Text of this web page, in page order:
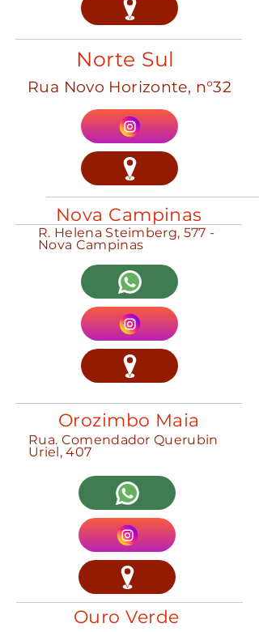
Norte Sul
Rua Novo Horizonte, n°32
Nova Campinas
R. Helena Steimberg, 577 -
Nova Campinas
Orozimbo Maia
Rua. Comendador Querubin
Uriel, 407
Ouro Verde